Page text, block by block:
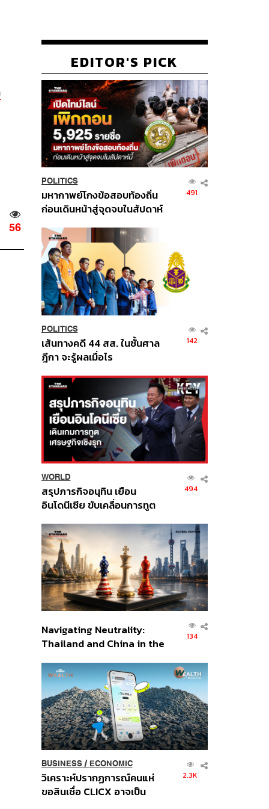
56
EDITOR'S PICK
POLITICS
มหากาพย์โกงข้อสอบท้องถิ่น
ก่อนเดินหน้าสู่จุดจบในสัปดาห์
491
POLITICS
เส้นทางคดี 44 สส. ในชั้นศาล
ฎีกา จะรู้ผลเมื่อไร
142
WORLD
สรุปภารกิจอนุทิน เยือน
อินโดนีเซีย ขับเคลื่อนการทูต
ส่วนยุทธศาสตร์ไทย –
อินโดนีเซีย
494
Navigating Neutrality:
Thailand and China in the
Order
134
BUSINESS/ ECONOMIC
วิเคราะห์ปรากฏการณ์คนแห่
ขอสินเชื่อ CLICX อาจเป็น
2.3K